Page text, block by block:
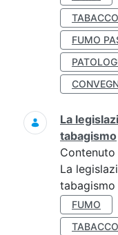
TABACCO
FUMO
La
tabagismo
Contenuto
La
tabagismo
FUMO
TABACCO